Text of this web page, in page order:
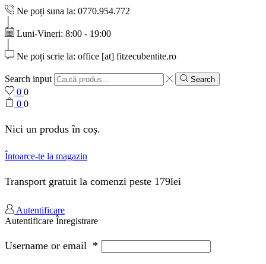
Ne poți suna la: 0770.954.772
Luni-Vineri: 8:00 - 19:00
Ne poți scrie la: office [at] fitzecubentite.ro
Search input Search
0 0
0 0
Nici un produs în coș.
Întoarce-te la magazin
Transport gratuit la comenzi peste 179lei
Autentificare
Autentificare Înregistrare
Username or email *